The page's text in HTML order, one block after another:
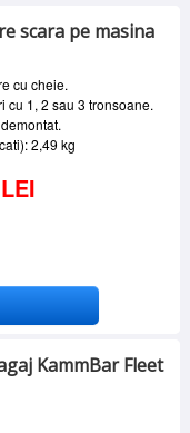
scara pe masina
cu cheie.
cu 1, 2 sau 3 tronsoane.
2,49 kg
KammBar Fleet